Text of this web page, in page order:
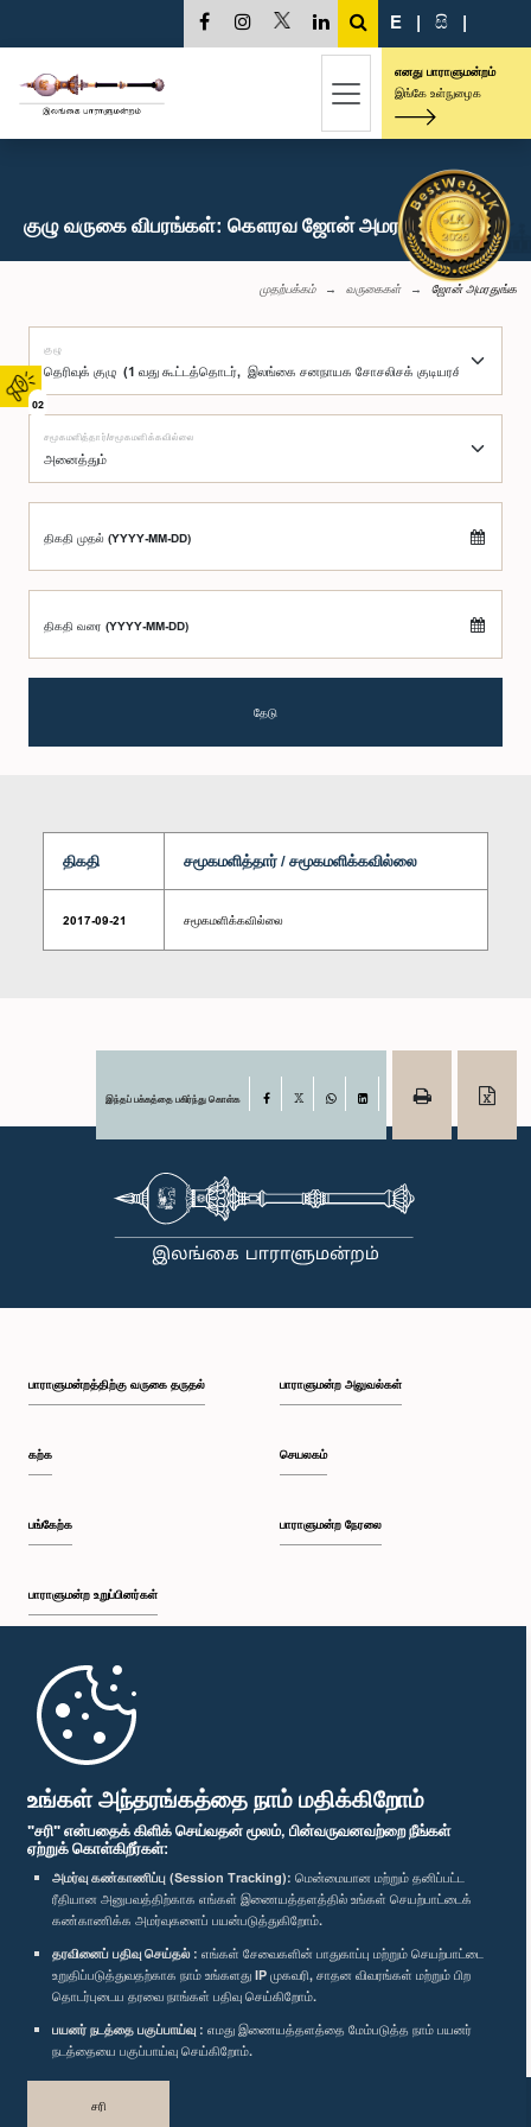
உங்கள் அந்தரங்கத்தை நாம் மதிக்கிறோம்
"சரி" என்பதைக் கிளிக் செய்வதன் மூலம், பின்வருவனவற்றை நீங்கள்
ஏற்றுக் கொள்கிறீர்கள்:
அமர்வு கண்காணிப்பு (Session Tracking): மென்மையான மற்றும் தனிப்பட்ட
ரீதியான அனுபவத்திற்காக எங்கள் இணையத்தளத்தில் உங்கள் செயற்பாட்டைக்
கண்காணிக்க அமர்வுகளைப் பயன்படுத்துகிறோம்.
தரவினைப் பதிவு செய்தல் : எங்கள் சேவைகளின் பாதுகாப்பு மற்றும் செயற்பாட்டை
உறுதிப்படுத்துவதற்காக நாம் உங்களது IP முகவரி, சாதன விவரங்கள் மற்றும் பிற
தொடர்புடைய தரவை நாங்கள் பதிவு செய்கிறோம்.
பயனர் நடத்தை பகுப்பாய்வு : எமது இணையத்தளத்தை மேம்படுத்த நாம் பயனர்
நடத்தையை பகுப்பாய்வு செய்கிறோம்.
சரி
02
E | සි |
எனது பாராளுமன்றம்
இங்கே உள்நுழைக
குழு வருகை விபரங்கள்: கௌரவ ஜோன் அமரதுங்க, பா.உ.
முதற்பக்கம் வருகைகள் ஜோன் அமரதுங்க
குழு
சமூகமளித்தார்/சமூகமளிக்கவில்லை
திகதி முதல் (YYYY-MM-DD)
திகதி வரை (YYYY-MM-DD)
தேடு
திகதி சமூகமளித்தார் / சமூகமளிக்கவில்லை
2017-09-21 சமூகமளிக்கவில்லை
இந்தப் பக்கத்தை பகிர்ந்து கொள்க Facebook
பாராளுமன்றத்திற்கு வருகை தருதல்
கற்க
பங்கேற்க
பாராளுமன்ற உறுப்பினர்கள்
முதற்பக்கம்
பாராளுமன்ற அலுவல்கள்
செயலகம்
பாராளுமன்ற நேரலை
பாராளுமன்ற கையடக்க செயலி
எம்மை பின்தொடர்க :
விருதுகள்
தனியுரிமைக் கொள்கை